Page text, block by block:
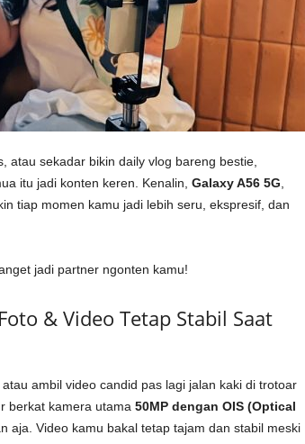
atau sekadar bikin daily vlog bareng bestie,
itu jadi konten keren. Kenalin, Galaxy A56 5G
tiap momen kamu jadi lebih seru, ekspresif, dan
jadi partner ngonten kamu!
& Video Tetap Stabil Saat
ambil video candid pas lagi jalan kaki di trotoar
berkat kamera utama 50MP dengan OIS (Optical
aja. Video kamu bakal tetap tajam dan stabil meski